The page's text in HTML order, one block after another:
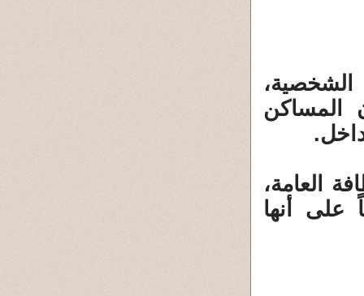
الشخصية،
المساكن
العامة،
على أنها